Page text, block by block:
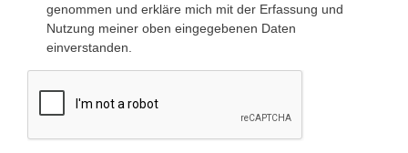
genommen und erkläre mich mit der Erfassung und
Nutzung meiner oben eingegebenen Daten
einverstanden.